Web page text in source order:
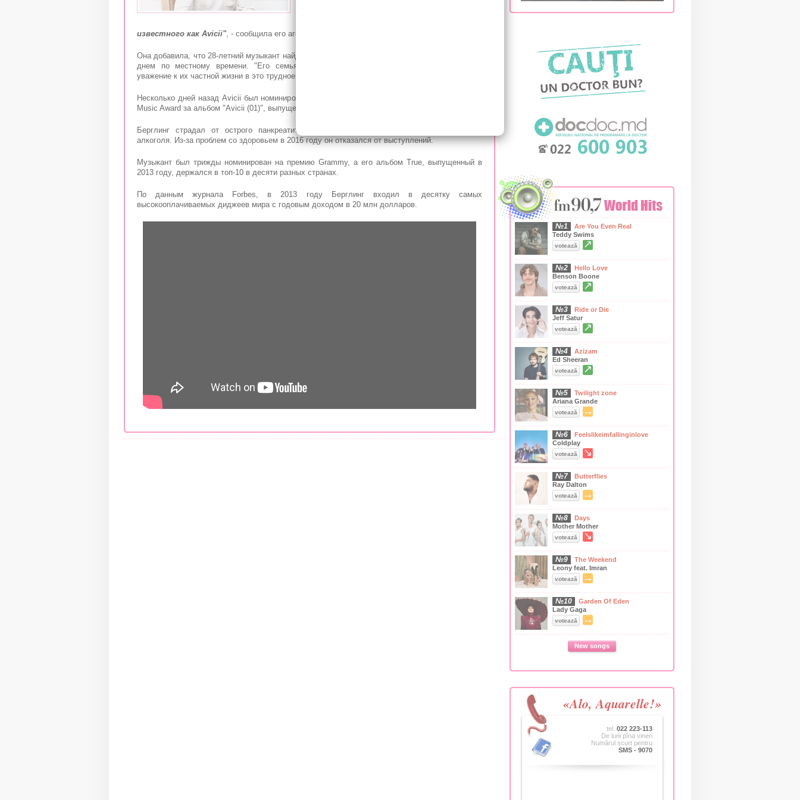
известного как Avicii", - сообщила его агент Диана Барон.
Она добавила, что 28-летний музыкант найден мертвым в оманском городе Маскат 20 апреля
днем по местному времени. "Его семья чувствует опустошение. Мы просим проявить
уважение к их частной жизни в это трудное время", - говорится в заявлении.
Несколько дней назад Avicii был номинирован на престижную музыкальную премию Billboard
Music Award за альбом "Avicii (01)", выпущенный в прошлом году.
Берглинг страдал от острого панкреатита, во многом из-за чрезмерного употребления
алкоголя. Из-за проблем со здоровьем в 2016 году он отказался от выступлений.
Музыкант был трижды номинирован на премию Grammy, а его альбом True, выпущенный в
2013 году, держался в топ-10 в десяти разных странах.
По данным журнала Forbes, в 2013 году Берглинг входил в десятку самых
высокооплачиваемых диджеев мира с годовым доходом в 20 млн долларов.
№1
Are You Even Real
Teddy Swims
votează ↗
№2
Hello Love
Benson Boone
votează ↗
№3
Ride or Die
Jeff Satur
votează ↗
№4
Azizam
Ed Sheeran
votează ↗
№5
Twilight zone
Ariana Grande
votează →
№6
Feelslikeimfallinginlove
Coldplay
votează ↘
№7
Butterflies
Ray Dalton
votează →
№8
Days
Mother Mother
votează ↘
№9
The Weekend
Leony feat. Imran
votează →
№10
Garden Of Eden
Lady Gaga
votează →
New songs
«Alo, Aquarelle!»
tel. 022 223-113
De luni pîna vineri
Numărul scurt pentru
SMS - 9070